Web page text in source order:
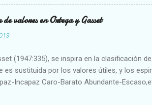
de valores en Ortega y Gasset
(1947:335), se inspira en la clasificación
es sustituida por los valores útiles, y los
Incapaz Caro-Barato Abundante-